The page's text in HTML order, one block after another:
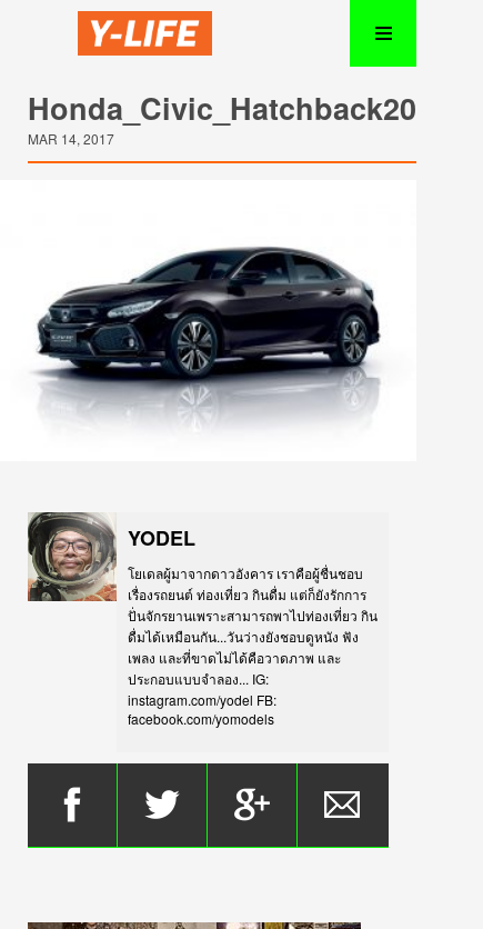
Honda_Civic_Hatchback201705
MAR 14, 2017
YODEL
โยเดลผู้มาจากดาวอังคาร เราคือผู้ชื่นชอบ
เรื่องรถยนต์ ท่องเที่ยว กินดื่ม แต่ก็ยังรักการ
ปั่นจักรยานเพราะสามารถพาไปท่องเที่ยว กิน
ดื่มได้เหมือนกัน...วันว่างยังชอบดูหนัง ฟัง
เพลง และที่ขาดไม่ได้คือวาดภาพ และ
ประกอบแบบจำลอง... IG:
instagram.com/yodel FB:
facebook.com/yomodels